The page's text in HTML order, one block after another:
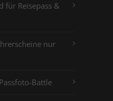
für Reisepass &
nur
Battle